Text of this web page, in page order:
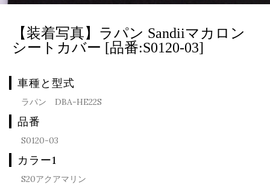
【装着写真】ラパン Sandiiマカロン
シートカバー [品番:S0120-03]
車種と型式
ラパン DBA-HE22S
品番
S0120-03
カラー1
S20アクアマリン